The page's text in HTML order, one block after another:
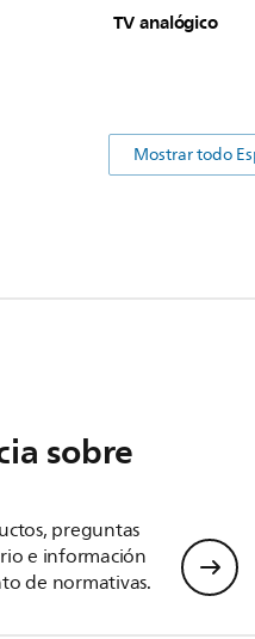
TV analógico
Mostrar todo
sobre
preguntas
e información
de normativas.